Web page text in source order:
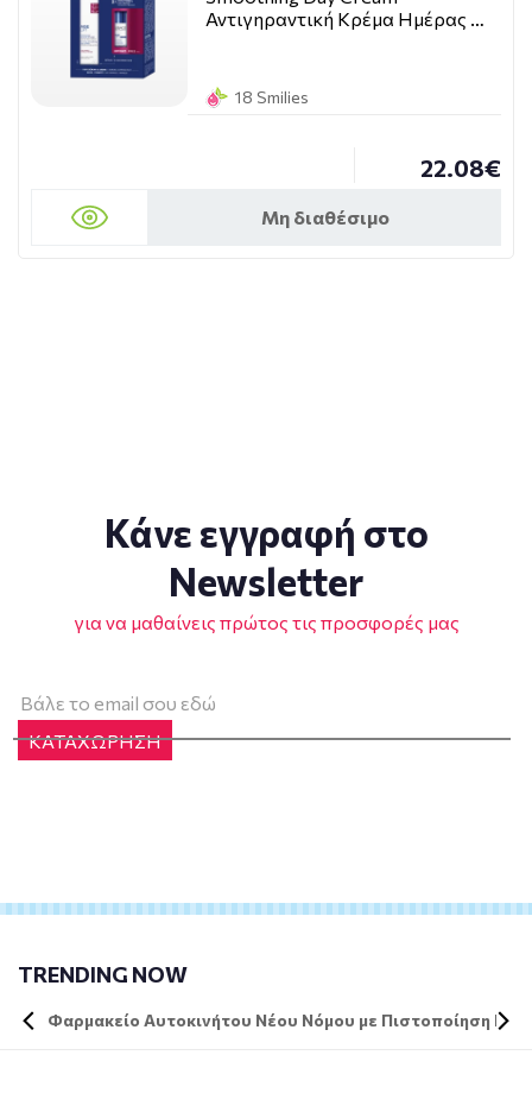
Αντιγηραντική Κρέμα Ημέρας …
18 Smilies
22.08€
Μη διαθέσιμο
Κάνε εγγραφή στο
Newsletter
για να μαθαίνεις πρώτος τις προσφορές μας
ΚΑΤΑΧΩΡΗΣΗ
TRENDING NOW
Φαρμακείο Αυτοκινήτου Νέου Νόμου με Πιστοποίηση DIN